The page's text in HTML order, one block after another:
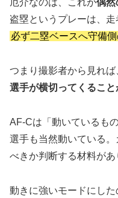
厄介なのは、これが偶然
盗塁というプレーは、走
必ず二塁ベースへ守備
つまり撮影者から見れば
選手が横切ってくるこ
AF-Cは「動いているも
選手も当然動いている
べきか判断する材料があ
動きに強いモードにした